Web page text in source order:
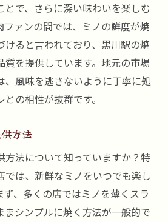
かなメニュー
なサービス
おすすめポイント
が誇る味わい
事項と心得
ノの食べ方
味比べ
を広げるアイデア
った新メニュー
とで、さらに深い味わいを楽しむ
ファンの間では、ミノの鮮度が焼
けると言われており、黒川駅の焼
質を提供しています。地元の市場
、風味を逃さないように丁寧に処
の相性が抜群です。
方法
方法について知っていますか？特
では、新鮮なミノをいつでも楽し
、多くの店ではミノを薄くスラ
まシンプルに焼く方法が一般的で